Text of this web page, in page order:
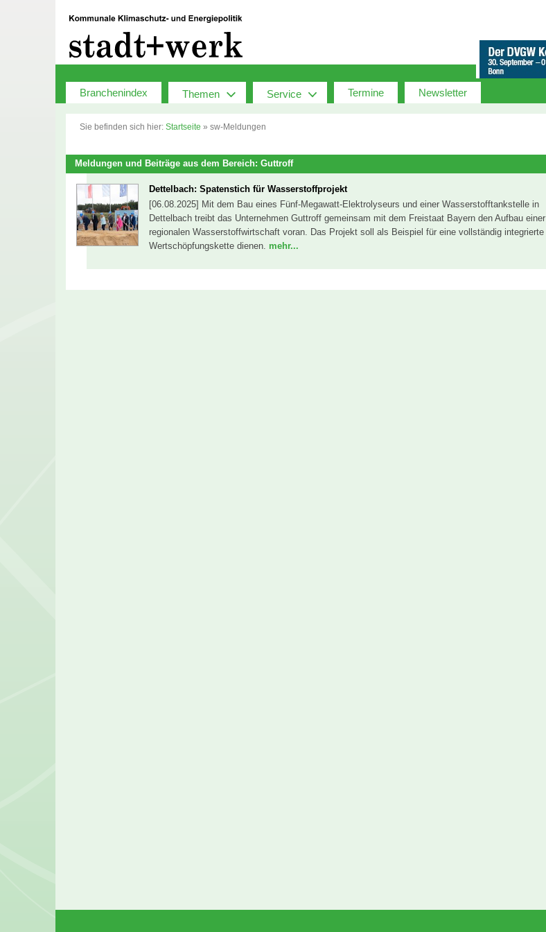
Branchenindex Themen Service Termine Newsletter
Sie befinden sich hier: Startseite » sw-Meldungen
Meldungen und Beiträge aus dem Bereich: Guttroff
Dettelbach: Spatenstich für Wasserstoffprojekt
[06.08.2025] Mit dem Bau eines Fünf-Megawatt-Elektrolyseurs und einer Wasserstofftankstelle in
Dettelbach treibt das Unternehmen Guttroff gemeinsam mit dem Freistaat Bayern den Aufbau einer
regionalen Wasserstoffwirtschaft voran. Das Projekt soll als Beispiel für eine vollständig integrierte
Wertschöpfungskette dienen. mehr...